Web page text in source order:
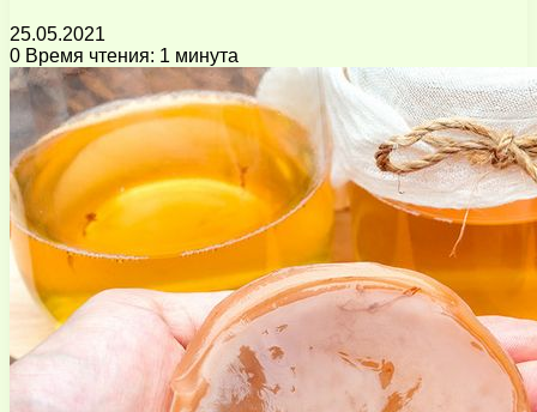
25.05.2021
0 Время чтения: 1 минута